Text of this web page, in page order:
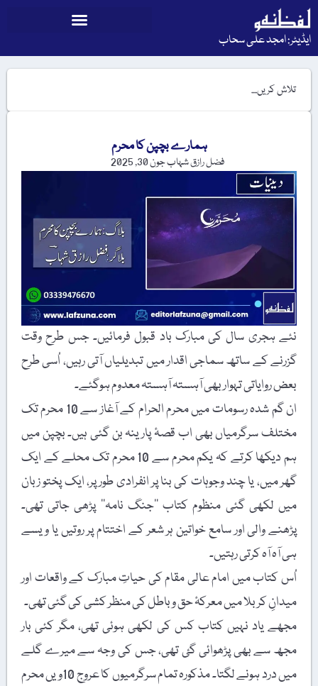
ایڈیٹر: امجد علی سحاب
ہمارے بچپن کا محرم
فضل رازق شہابجون 30, 2025
نئے ہجری سال کی مبارک باد قبول فرمائیں۔ جس طرح وقت
گزرنے کے ساتھ سماجی اقدار میں تبدیلیاں آتی رہیں، اُسی طرح
بعض روایاتی تہوار بھی آہستہ آہستہ معدوم ہوگئے۔
ان گم شدہ رسومات میں محرم الحرام کے آغاز سے 10 محرم تک
مختلف سرگرمیاں بھی اب قصۂ پارینہ بن گئی ہیں۔ بچپن میں
ہم دیکھا کرتے کہ یکم محرم سے 10 محرم تک محلے کے ایک
گھر میں، یا چند وجوہات کی بنا پر انفرادی طور پر، ایک پختو زبان
میں لکھی گئی منظوم کتاب ’’جنگ نامہ‘‘ پڑھی جاتی تھی۔
پڑھنے والی اور سامع خواتین ہر شعر کے اختتام پر روتیں یا ویسے
ہی آہ آہ کرتی رہتیں۔
اُس کتاب میں امام عالی مقام کی حیاتِ مبارک کے واقعات اور
میدانِ کربلا میں معرکۂ حق و باطل کی منظر کشی کی گئی تھی۔
مجھے یاد نہیں کتاب کس کی لکھی ہوئی تھی، مگر کئی بار
مجھ سے بھی پڑھوائی گئ تھی، جس کی وجہ سے میرے گلے
میں درد ہونے لگتا۔ مذکورہ تمام سرگرمیوں کا عروج 10ویں محرم